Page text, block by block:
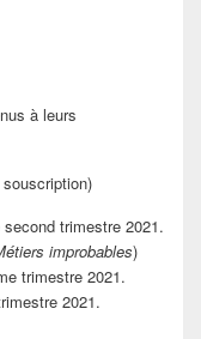
à leurs
trimestre 2021.
improbables)
trimestre 2021.
2021.